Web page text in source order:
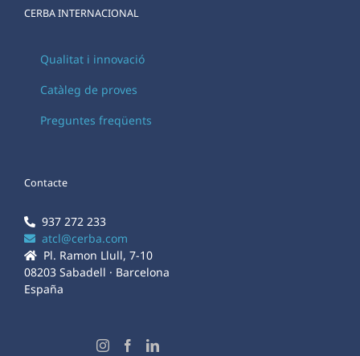
CERBA INTERNACIONAL
Qualitat i innovació
Catàleg de proves
Preguntes freqüents
Contacte
937 272 233
atcl@cerba.com
Pl. Ramon Llull, 7-10
08203 Sabadell · Barcelona
España